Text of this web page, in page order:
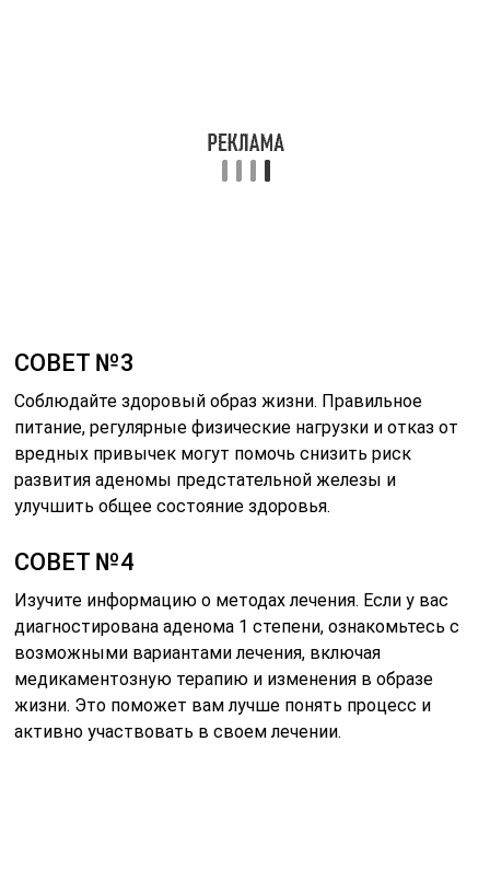
СОВЕТ №3
Соблюдайте здоровый образ жизни. Правильное
питание, регулярные физические нагрузки и отказ от
вредных привычек могут помочь снизить риск
развития аденомы предстательной железы и
улучшить общее состояние здоровья.
СОВЕТ №4
Изучите информацию о методах лечения. Если у вас
диагностирована аденома 1 степени, ознакомьтесь с
возможными вариантами лечения, включая
медикаментозную терапию и изменения в образе
жизни. Это поможет вам лучше понять процесс и
активно участвовать в своем лечении.